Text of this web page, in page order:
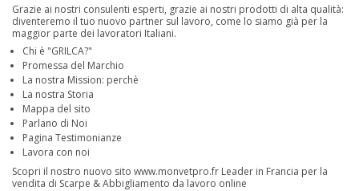
Grazie ai nostri consulenti esperti, grazie ai nostri prodotti di alta qualità:
diventeremo il tuo nuovo partner sul lavoro, come lo siamo già per la
maggior parte dei lavoratori Italiani.
Chi è "GRILCA?"
Promessa del Marchio
La nostra Mission: perchè
La nostra Storia
Mappa del sito
Parlano di Noi
Pagina Testimonianze
Lavora con noi
Scopri il nostro nuovo sito www.monvetpro.fr Leader in Francia per la
vendita di Scarpe & Abbigliamento da lavoro online